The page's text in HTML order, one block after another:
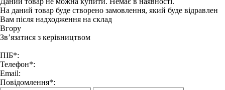
На даний товар буде створено замовлення, який буде відравлен
Вам після надходження на склад
Вгору
Зв’язатися з керівництвом
ПІБ*:
Телефон*:
Email:
Повідомлення*: